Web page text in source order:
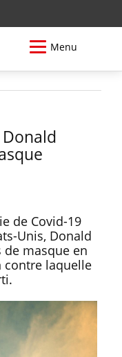
Menu
de Covid-19
Unis, Donald
masque en
contre laquelle